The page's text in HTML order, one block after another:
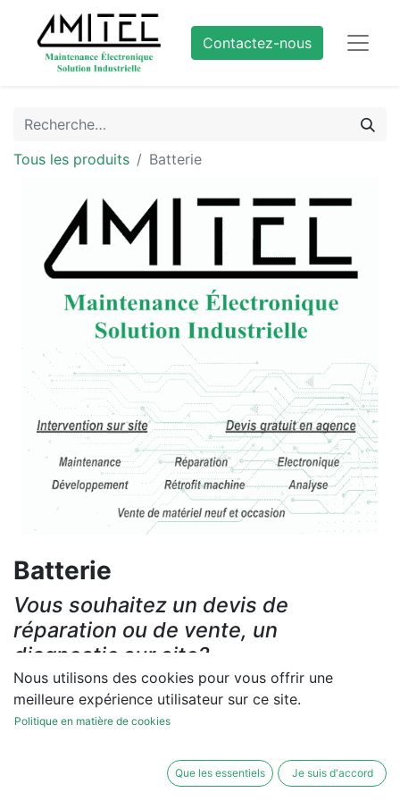
Contactez-nous
Tous les produits Batterie
Batterie
Vous souhaitez un devis de
réparation ou de vente, un
diagnostic sur site?
Contactez-nous
Les réparations et les ventes sont garanties
Nous utilisons des cookies pour vous offrir une
meilleure expérience utilisateur sur ce site.
Politique en matière de cookies
Que les essentiels Je suis d'accord